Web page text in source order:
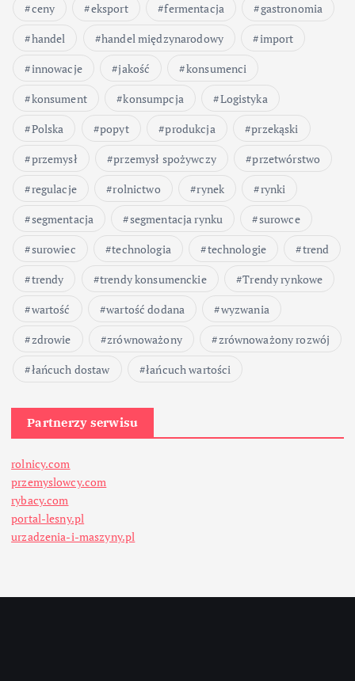
ceny
eksport fermentacja
gastronomia
handel
handel międzynarodowy
import
innowacje
jakość
konsumenci
konsument
konsumpcja
Logistyka
Polska
popyt produkcja
przekąski
przemysł
przemysł spożywczy
przetwórstwo
regulacje
rolnictwo rynek
rynki
segmentacja
segmentacja rynku
surowce
surowiec
technologia technologie
trend
trendy
trendy konsumenckie
Trendy rynkowe
wartość
wartość dodana
wyzwania
zdrowie
zrównoważony
zrównoważony rozwój
łańcuch dostaw
łańcuch wartości
Partnerzy serwisu
rolnicy.com
przemyslowcy.com
rybacy.com
portal-lesny.pl
urzadzenia-i-maszyny.pl